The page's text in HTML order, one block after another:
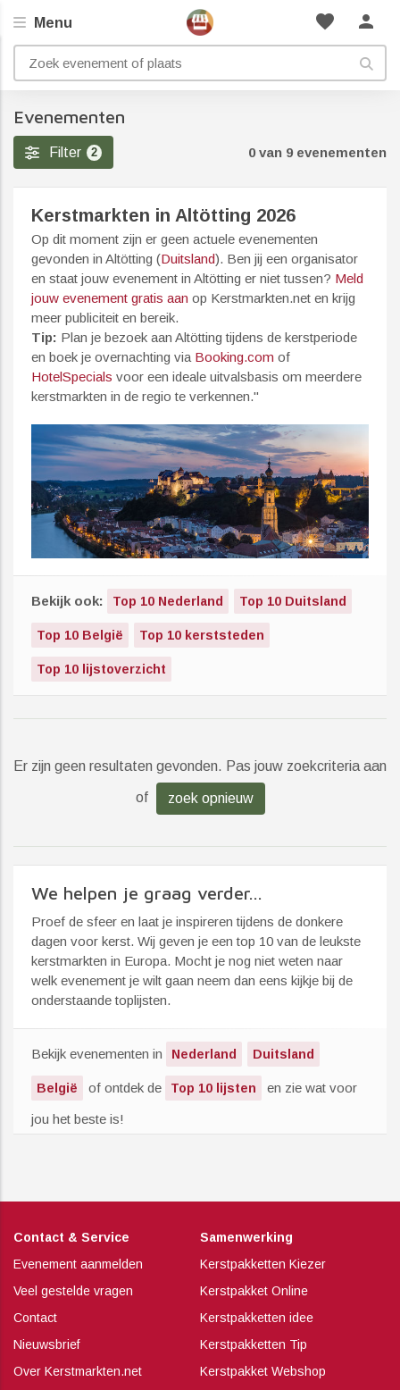
favorite person
Menu
Evenementen
Filter 2 0 van 9 evenementen
Kerstmarkten in Altötting 2026
Op dit moment zijn er geen actuele evenementen
gevonden in Altötting (Duitsland). Ben jij een organisator
en staat jouw evenement in Altötting er niet tussen? Meld
jouw evenement gratis aan op Kerstmarkten.net en krijg
meer publiciteit en bereik.
Tip: Plan je bezoek aan Altötting tijdens de kerstperiode
en boek je overnachting via Booking.com of
HotelSpecials voor een ideale uitvalsbasis om meerdere
kerstmarkten in de regio te verkennen."
Bekijk ook: Top 10 Nederland Top 10 Duitsland
Top 10 België Top 10 kerststeden
Top 10 lijstoverzicht
Er zijn geen resultaten gevonden. Pas jouw zoekcriteria aan
of zoek opnieuw
We helpen je graag verder...
Proef de sfeer en laat je inspireren tijdens de donkere
dagen voor kerst. Wij geven je een top 10 van de leukste
kerstmarkten in Europa. Mocht je nog niet weten naar
welk evenement je wilt gaan neem dan eens kijkje bij de
onderstaande toplijsten.
Bekijk evenementen in Nederland Duitsland
België of ontdek de Top 10 lijsten en zie wat voor
jou het beste is!
Contact & Service
Evenement aanmelden
Veel gestelde vragen
Contact
Nieuwsbrief
Over Kerstmarkten.net
Samenwerking
Kerstpakketten Kiezer
Kerstpakket Online
Kerstpakketten idee
Kerstpakketten Tip
Kerstpakket Webshop